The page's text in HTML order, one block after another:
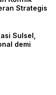
Strategis
Sulsel,
demi